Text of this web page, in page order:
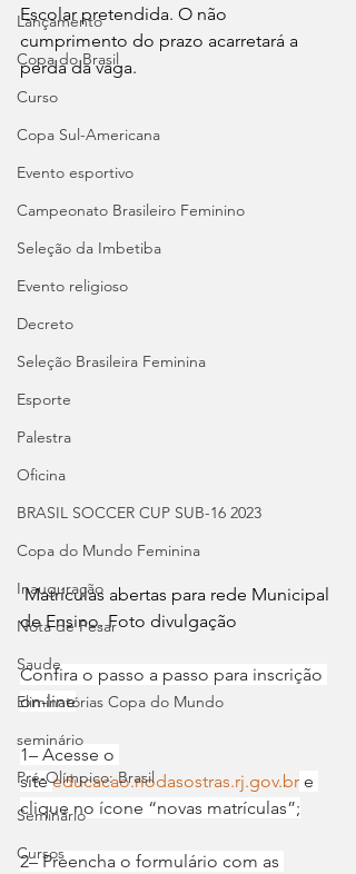
Lançamento
Copa do Brasil
Curso
Copa Sul-Americana
Evento esportivo
Campeonato Brasileiro Feminino
Seleção da Imbetiba
Evento religioso
Decreto
Seleção Brasileira Feminina
Esporte
Palestra
Oficina
BRASIL SOCCER CUP SUB-16 2023
Copa do Mundo Feminina
Inauguração
Nota de Pesar
Saude
Eliminatórias Copa do Mundo
seminário
Pré-Olímpico: Brasil
Seminário
Cursos
Escolar pretendida. O não
cumprimento do prazo acarretará a
perda da vaga.
Matrículas abertas para rede Municipal
de Ensino. Foto divulgação
Confira o passo a passo para inscrição
on-line
1– Acesse o
site educacao.riodasostras.rj.gov.br e
clique no ícone “novas matrículas”;
2– Preencha o formulário com as